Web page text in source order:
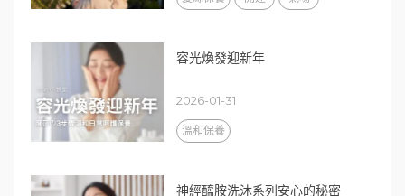
容光煥發迎新年
2026-01-31
溫和保養
神經醯胺洗沐系列安心的秘密